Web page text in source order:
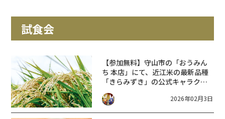
試食会
【参加無料】守山市の「おうみん
ち 本店」にて、近江米の最新品種
「きらみずき」の公式キャラクタ
ー ”キラミン” の3歳の誕生日会★
お米の試食や記念撮影会なども♪
2026年02月3日